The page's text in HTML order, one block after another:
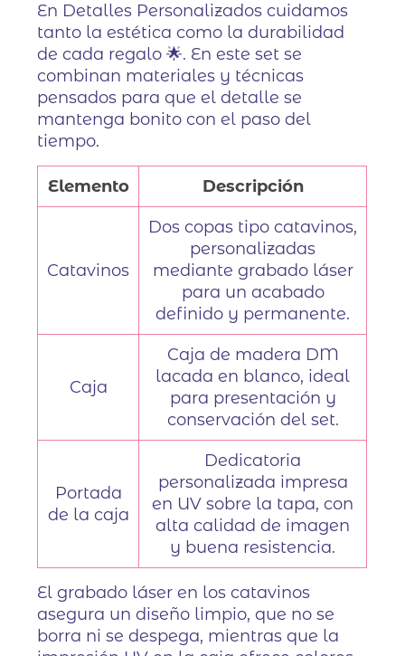
En Detalles Personalizados cuidamos
tanto la estética como la durabilidad
de cada regalo 🌟. En este set se
combinan materiales y técnicas
pensados para que el detalle se
mantenga bonito con el paso del
tiempo.
Elemento Descripción
Catavinos
Dos copas tipo catavinos,
personalizadas
mediante grabado láser
para un acabado
definido y permanente.
Caja
Caja de madera DM
lacada en blanco, ideal
para presentación y
conservación del set.
Portada
de la caja
Dedicatoria
personalizada impresa
en UV sobre la tapa, con
alta calidad de imagen
y buena resistencia.
El grabado láser en los catavinos
asegura un diseño limpio, que no se
borra ni se despega, mientras que la